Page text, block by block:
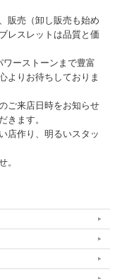
販売（卸し販売も始め
レスレットは品質と価
ーストーンまで豊富
よりお待ちしておりま
ご来店日時をお知らせ
きます。
店作り、明るいスタッ
。